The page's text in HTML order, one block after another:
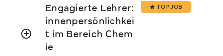
Engagierte Lehrer:
innenpersönlichkei
t im Bereich Chem
ie
TOP JOB